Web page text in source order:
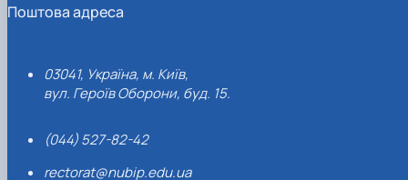
Поштова адреса
03041, Україна, м. Київ,
вул. Героїв Оборони, буд. 15.
(044) 527-82-42
rectorat@nubip.edu.ua